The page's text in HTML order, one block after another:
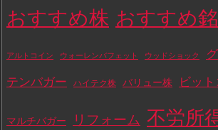
おすすめ株 おすすめ
アルトコイン ウォーレンバフェット ウッドショック
テンバガー ハイテク株 バリュー株 ビッ
マルチバガー リフォーム 不労所